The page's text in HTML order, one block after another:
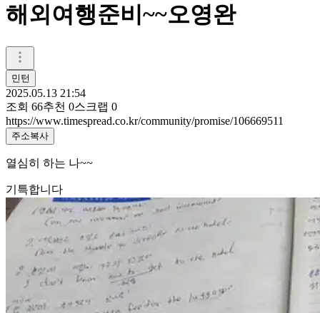
해외여행준비~~오영완
민턴
2025.05.13 21:54
조회 66추천 0스크랩 0
https://www.timespread.co.kr/community/promise/106669511
주소복사
열심히 하는 나~~
기특합니다